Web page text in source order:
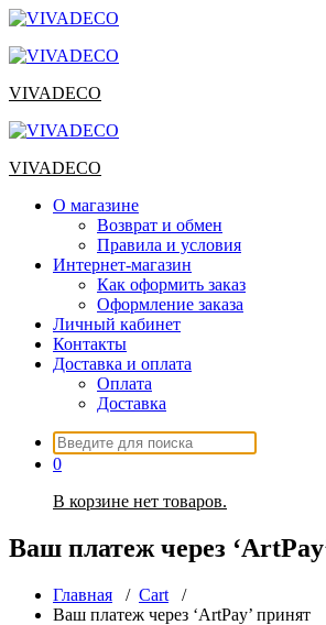
Перейти
содержимому
VIVADECO
VIVADECO
О магазине
Возврат и обмен
Правила и условия
Интернет-магазин
Как оформить заказ
Оформление заказа
Личный кабинет
Контакты
Доставка и оплата
Оплата
Доставка
Искать:
0
В корзине нет товаров.
Ваш платеж через
Главная / Cart /
Ваш платеж через ‘ArtPay’ принят